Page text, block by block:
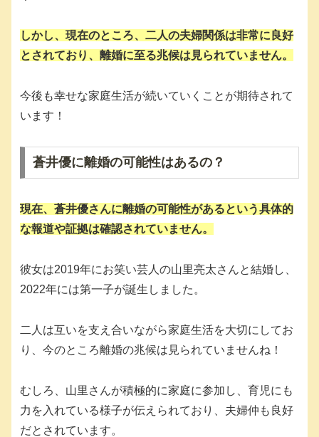
しかし、現在のところ、二人の夫婦関係は非常に良好
とされており、離婚に至る兆候は見られていません。
今後も幸せな家庭生活が続いていくことが期待されて
います！
蒼井優に離婚の可能性はあるの？
現在、蒼井優さんに離婚の可能性があるという具体的
な報道や証拠は確認されていません。
彼女は2019年にお笑い芸人の山里亮太さんと結婚し、
2022年には第一子が誕生しました。
二人は互いを支え合いながら家庭生活を大切にしてお
り、今のところ離婚の兆候は見られていませんね！
むしろ、山里さんが積極的に家庭に参加し、育児にも
力を入れている様子が伝えられており、夫婦仲も良好
だとされています。